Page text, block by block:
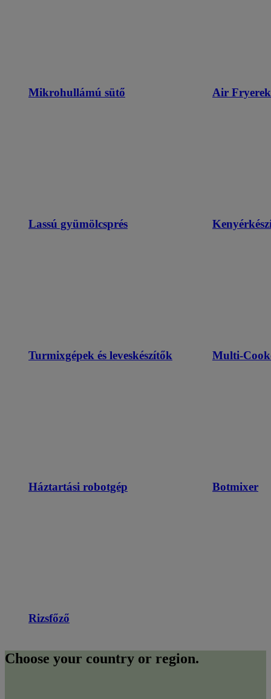
Mikrohullámú sütő Air Fryerek
Lassú gyümölcsprés
Turmixgépek és leveskészítők Multi-
Háztartási robotgép Botmixer
Rizsfőző
Choose your country or region.